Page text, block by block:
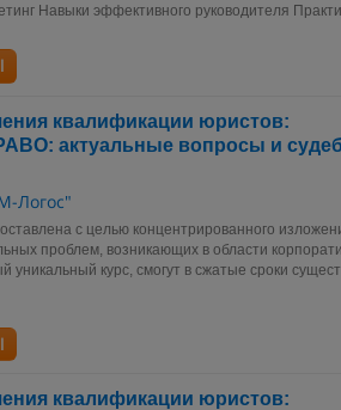
Навыки эффективного руководителя
квалификации юристов:
актуальные вопросы и
Логос"
с целью концентрированного
проблем, возникающих в области
курс, смогут в сжатые сроки
квалификации юристов: